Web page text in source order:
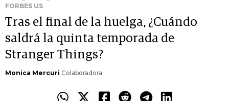
FORBES US
Tras el final de la huelga, ¿Cuándo
saldrá la quinta temporada de
Stranger Things?
Monica Mercuri Colaboradora